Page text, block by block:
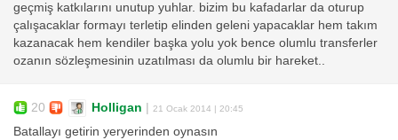
geçmiş katkılarını unutup yuhlar. bizim bu kafadarlar da oturup
çalışacaklar formayı terletip elinden geleni yapacaklar hem takım
kazanacak hem kendiler başka yolu yok bence olumlu transferler
ozanın sözleşmesinin uzatılması da olumlu bir hareket..
20 Holligan | 21 Ocak 2014 | 20:45
Batallayı getirin yeryerinden oynasın